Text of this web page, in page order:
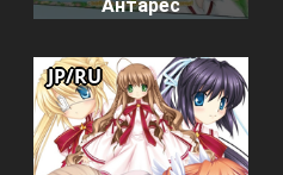
Антарес
JP/RU